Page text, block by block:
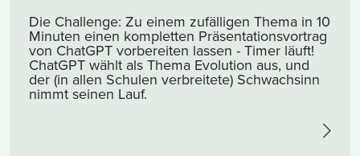
Die Challenge: Zu einem zufälligen Thema in 10
Minuten einen kompletten Präsentationsvortrag
von ChatGPT vorbereiten lassen - Timer läuft!
ChatGPT wählt als Thema Evolution aus, und
der (in allen Schulen verbreitete) Schwachsinn
nimmt seinen Lauf.